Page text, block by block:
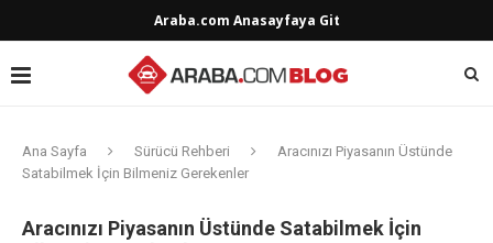
Araba.com Anasayfaya Git
Ana Sayfa Sürücü Rehberi
Aracınızı Piyasanın Üstünde
Satabilmek İçin Bilmeniz Gerekenler
Aracınızı Piyasanın Üstünde Satabilmek İçin